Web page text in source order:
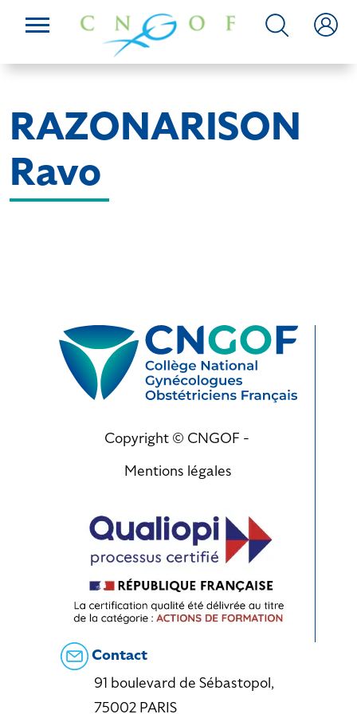
RAZONARISON
Ravo
Copyright © CNGOF -
Mentions légales
Contact
91 boulevard de Sébastopol,
75002 PARIS